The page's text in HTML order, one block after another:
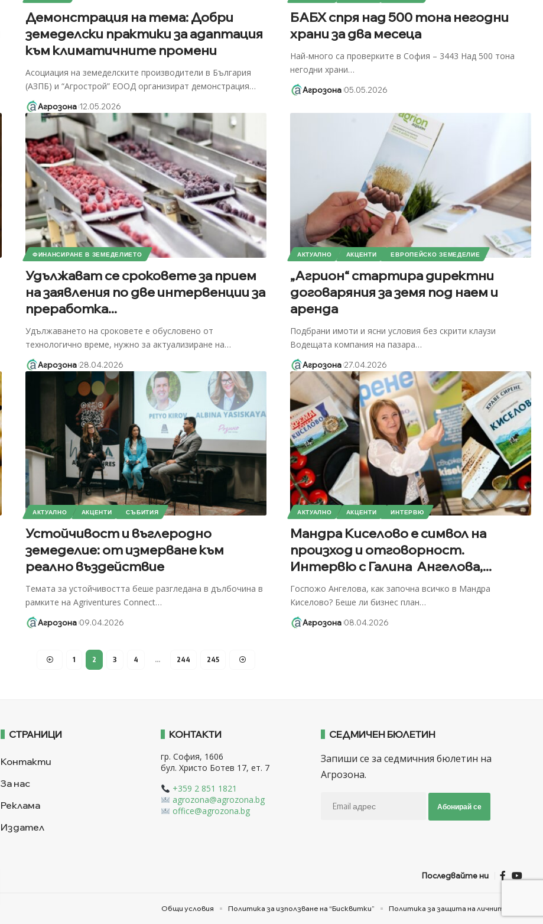
Демонстрация на тема: Добри
земеделски практики за адаптация
към климатичните промени
Асоциация на земеделските производители в България
(АЗПБ) и “Агрострой” ЕООД организират демонстрация…
Агрозона 12.05.2026
БАБХ спря над 500 тона негодни
храни за два месеца
Най-много са проверките в София – 3443 Над 500 тона
негодни храни…
Агрозона 05.05.2026
ФИНАНСИРАНЕ В ЗЕМЕДЕЛИЕТО
Удължават се сроковете за прием
на заявления по две интервенции за
преработка...
Удължаването на сроковете е обусловено от
технологично време, нужно за актуализиране на…
Агрозона 28.04.2026
АКТУАЛНО АКЦЕНТИ ЕВРОПЕЙСКО ЗЕМЕДЕЛИЕ
„Агрион“ стартира директни
договаряния за земя под наем и
аренда
Подбрани имоти и ясни условия без скрити клаузи
Водещата компания на пазара…
Агрозона 27.04.2026
АКТУАЛНО АКЦЕНТИ СЪБИТИЯ
Устойчивост и въглеродно
земеделие: от измерване към
реално въздействие
Темата за устойчивостта беше разгледана в дълбочина в
рамките на Agriventures Connect…
Агрозона 09.04.2026
АКТУАЛНО АКЦЕНТИ ИНТЕРВЮ
Мандра Киселово е символ на
произход и отговорност.
Интервю с Галина Ангелова,...
Госпожо Ангелова, как започна всичко в Мандра
Киселово? Беше ли бизнес план…
Агрозона 08.04.2026
1 2 3 4 … 244 245
СТРАНИЦИ
Контакти
За нас
Реклама
Издател
КОНТАКТИ
гр. София, 1606
бул. Христо Ботев 17, ет. 7
+359 2 851 1821
agrozona@agrozona.bg
office@agrozona.bg
СЕДМИЧЕН БЮЛЕТИН
Запиши се за седмичния бюлетин на
Агрозона.
Абонирай се
Последвайте ни
Общи условия Политика за използване на “Бисквитки” Политика за защита на личните данни